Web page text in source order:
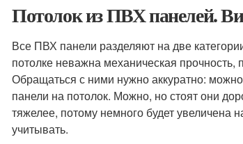
Потолок из ПВХ панелей.
Все ПВХ панели разделяют на две
потолке неважна механическая
Обращаться с ними нужно аккуратно:
панели на потолок. Можно, но стоят они
тяжелее, потому немного будет увеличена
учитывать.